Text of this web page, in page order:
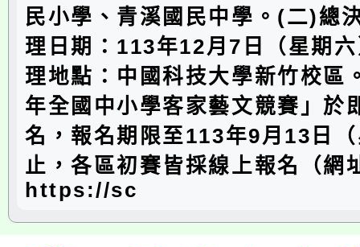
民小學、青溪國民中學。(二)總
理日期：113年12月7日（星期
理地點：中國科技大學新竹校區
年全國中小學客家藝文競賽」於
名，報名期限至113年9月13日
止，各區初賽皆採線上報名（網
https://sc